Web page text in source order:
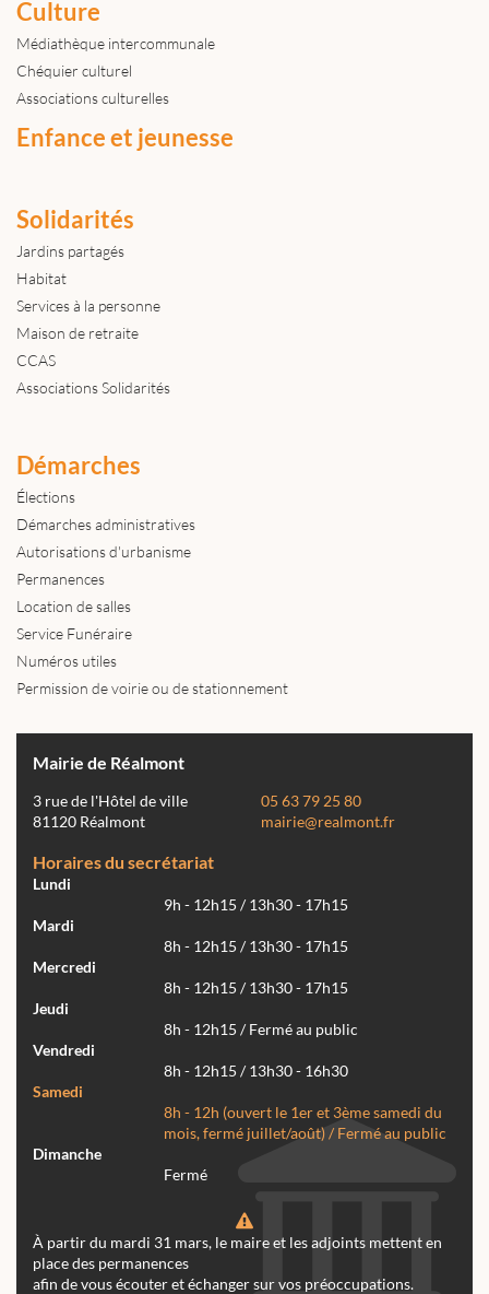
Culture
Médiathèque intercommunale
Chéquier culturel
Associations culturelles
Enfance et jeunesse
Solidarités
Jardins partagés
Habitat
Services à la personne
Maison de retraite
CCAS
Associations Solidarités
Démarches
Élections
Démarches administratives
Autorisations d'urbanisme
Permanences
Location de salles
Service Funéraire
Numéros utiles
Permission de voirie ou de stationnement
Mairie de Réalmont
3 rue de l'Hôtel de ville
81120 Réalmont
05 63 79 25 80
mairie@realmont.fr
Horaires du secrétariat
Lundi
9h - 12h15 / 13h30 - 17h15
Mardi
8h - 12h15 / 13h30 - 17h15
Mercredi
8h - 12h15 / 13h30 - 17h15
Jeudi
8h - 12h15 / Fermé au public
Vendredi
8h - 12h15 / 13h30 - 16h30
Samedi
8h - 12h (ouvert le 1er et 3ème samedi du
mois, fermé juillet/août) / Fermé au public
Dimanche
Fermé
À partir du mardi 31 mars, le maire et les adjoints mettent en
place des permanences
afin de vous écouter et échanger sur vos préoccupations.